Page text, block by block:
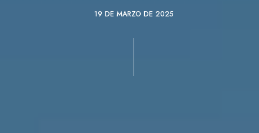
19 DE MARZO DE 2025